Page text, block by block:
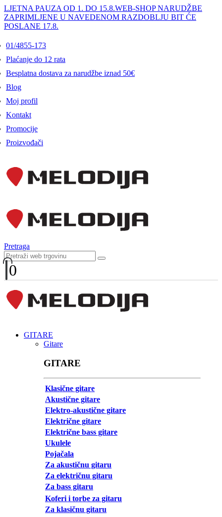
LJETNA PAUZA OD 1. DO 15.8.WEB-SHOP NARUDŽBE
ZAPRIMLJENE U NAVEDENOM RAZDOBLJU BIT ĆE
POSLANE 17.8.
01/4855-173
Plaćanje do 12 rata
Besplatna dostava za narudžbe iznad 50€
Blog
Moj profil
Kontakt
Promocije
Proizvođači
Pretraga
0
GITARE
Gitare
GITARE
Klasične gitare
Akustične gitare
Elektro-akustične gitare
Električne gitare
Električne bass gitare
Ukulele
Pojačala
Za akustičnu gitaru
Za električnu gitaru
Za bass gitaru
Koferi i torbe za gitaru
Za klasičnu gitaru